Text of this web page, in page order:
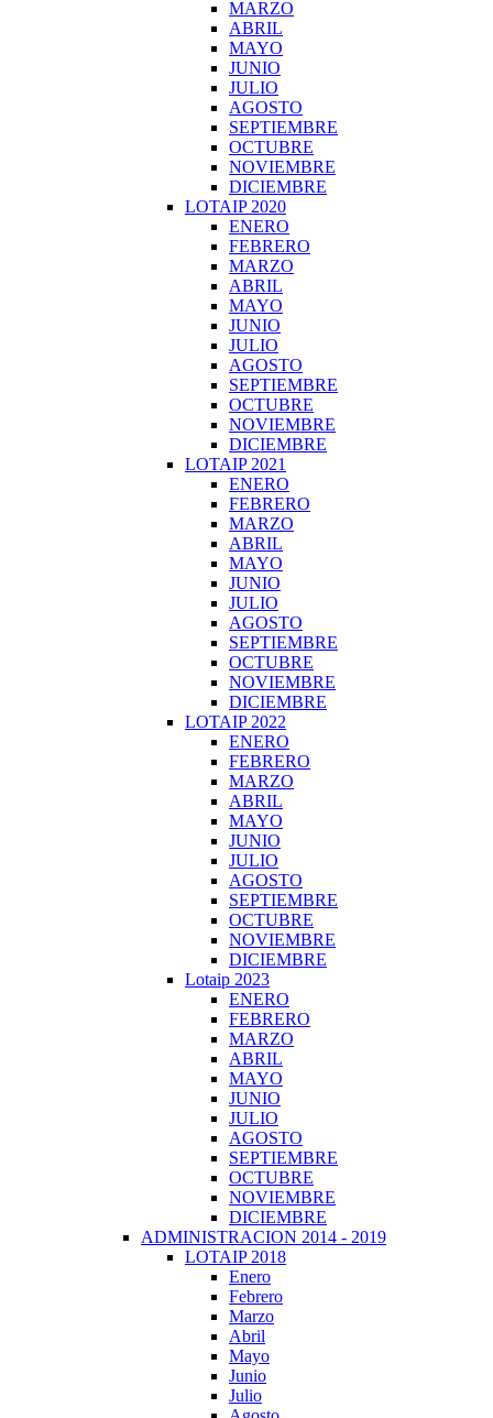
MARZO
ABRIL
MAYO
JUNIO
JULIO
AGOSTO
SEPTIEMBRE
OCTUBRE
NOVIEMBRE
DICIEMBRE
LOTAIP 2020
ENERO
FEBRERO
MARZO
ABRIL
MAYO
JUNIO
JULIO
AGOSTO
SEPTIEMBRE
OCTUBRE
NOVIEMBRE
DICIEMBRE
LOTAIP 2021
ENERO
FEBRERO
MARZO
ABRIL
MAYO
JUNIO
JULIO
AGOSTO
SEPTIEMBRE
OCTUBRE
NOVIEMBRE
DICIEMBRE
LOTAIP 2022
ENERO
FEBRERO
MARZO
ABRIL
MAYO
JUNIO
JULIO
AGOSTO
SEPTIEMBRE
OCTUBRE
NOVIEMBRE
DICIEMBRE
Lotaip 2023
ENERO
FEBRERO
MARZO
ABRIL
MAYO
JUNIO
JULIO
AGOSTO
SEPTIEMBRE
OCTUBRE
NOVIEMBRE
DICIEMBRE
ADMINISTRACION 2014 - 2019
LOTAIP 2018
Enero
Febrero
Marzo
Abril
Mayo
Junio
Julio